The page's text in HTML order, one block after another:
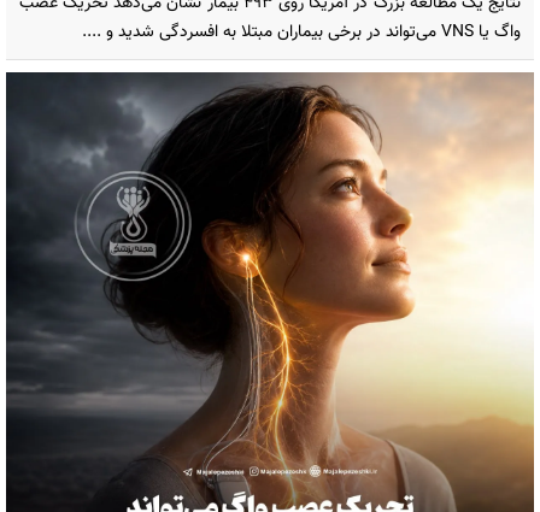
واگ یا VNS می‌تواند در برخی بیماران مبتلا به افسردگی شدید و ....